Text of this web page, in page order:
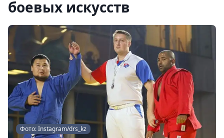
боевых искусств
Фото: Instagram/drs_kz